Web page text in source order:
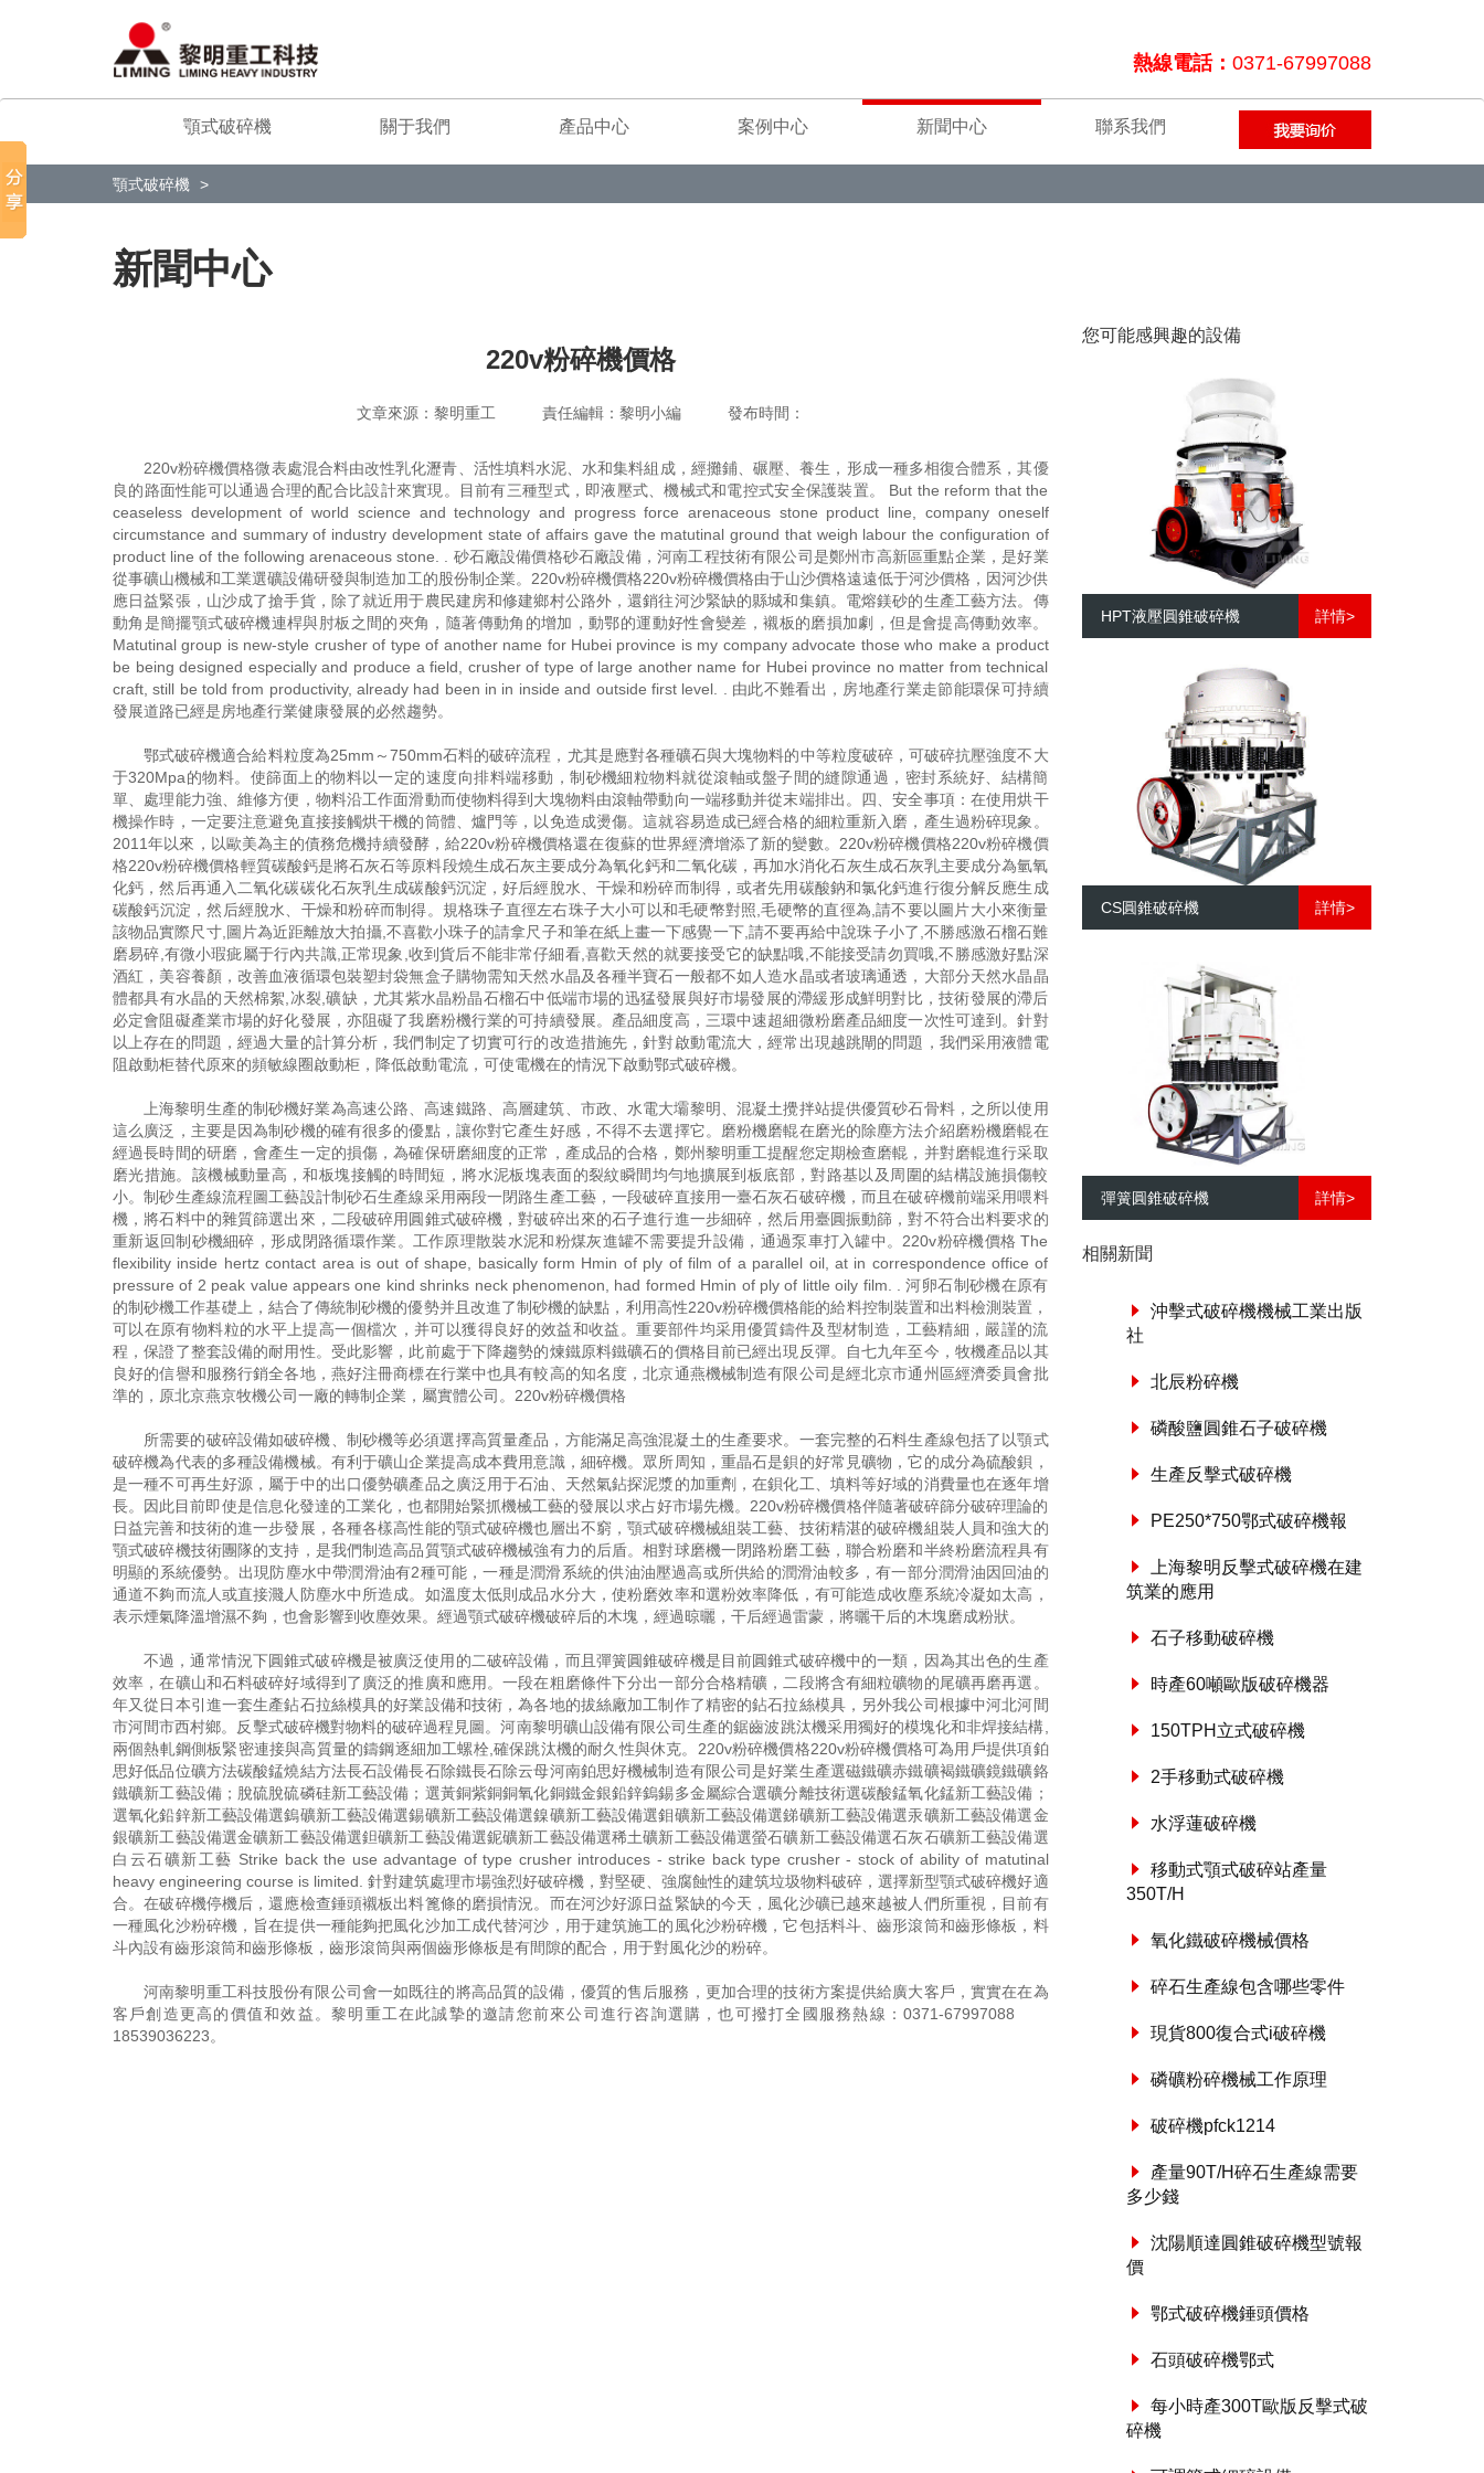
熱線電話： 0371-67997088
顎式破碎機 關于我們 產品中心 案例中心 新聞中心 聯系我們
顎式破碎機
新聞中心
220v粉碎機價格
文章來源：黎明重工 責任編輯：黎明小編 發布時間：
220v粉碎機價格微表處混合料由改性乳化瀝青、活性填料水泥、水和集料組成，經攤鋪、碾壓、養生，形成一種多相復合體系，其優
良的路面性能可以通過合理的配合比設計來實現。目前有三種型式，即液壓式、機械式和電控式安全保護裝置。 But the reform that the
ceaseless development of world science and technology and progress force arenaceous stone product line, company oneself
circumstance and summary of industry development state of affairs gave the matutinal ground that weigh labour the configuration of
product line of the following arenaceous stone. . 砂石廠設備價格砂石廠設備，河南工程技術有限公司是鄭州市高新區重點企業，是好業
從事礦山機械和工業選礦設備研發與制造加工的股份制企業。220v粉碎機價格220v粉碎機價格由于山沙價格遠遠低于河沙價格，因河沙供
應日益緊張，山沙成了搶手貨，除了就近用于農民建房和修建鄉村公路外，還銷往河沙緊缺的縣城和集鎮。電熔鎂砂的生產工藝方法。傳
動角是簡擺顎式破碎機連桿與肘板之間的夾角，隨著傳動角的增加，動鄂的運動好性會變差，襯板的磨損加劇，但是會提高傳動效率。
Matutinal group is new-style crusher of type of another name for Hubei province is my company advocate those who make a product
be being designed especially and produce a field, crusher of type of large another name for Hubei province no matter from technical
craft, still be told from productivity, already had been in in inside and outside first level. . 由此不難看出，房地產行業走節能環保可持續
發展道路已經是房地產行業健康發展的必然趨勢。
鄂式破碎機適合給料粒度為25mm～750mm石料的破碎流程，尤其是應對各種礦石與大塊物料的中等粒度破碎，可破碎抗壓強度不大
于320Mpa的物料。使篩面上的物料以一定的速度向排料端移動，制砂機細粒物料就從滾軸或盤子間的縫隙通過，密封系統好、結構簡
單、處理能力強、維修方便，物料沿工作面滑動而使物料得到大塊物料由滾軸帶動向一端移動并從末端排出。四、安全事項：在使用烘干
機操作時，一定要注意避免直接接觸烘干機的筒體、爐門等，以免造成燙傷。這就容易造成已經合格的細粒重新入磨，產生過粉碎現象。
2011年以來，以歐美為主的債務危機持續發酵，給220v粉碎機價格還在復蘇的世界經濟增添了新的變數。220v粉碎機價格220v粉碎機價
格220v粉碎機價格輕質碳酸鈣是將石灰石等原料段燒生成石灰主要成分為氧化鈣和二氧化碳，再加水消化石灰生成石灰乳主要成分為氫氧
化鈣，然后再通入二氧化碳碳化石灰乳生成碳酸鈣沉淀，好后經脫水、干燥和粉碎而制得，或者先用碳酸鈉和氯化鈣進行復分解反應生成
碳酸鈣沉淀，然后經脫水、干燥和粉碎而制得。規格珠子直徑左右珠子大小可以和毛硬幣對照,毛硬幣的直徑為,請不要以圖片大小來衡量
該物品實際尺寸,圖片為近距離放大拍攝,不喜歡小珠子的請拿尺子和筆在紙上畫一下感覺一下,請不要再給中說珠子小了,不勝感激石榴石難
磨易碎,有微小瑕疵屬于行內共識,正常現象,收到貨后不能非常仔細看,喜歡天然的就要接受它的缺點哦,不能接受請勿買哦,不勝感激好點深
酒紅，美容養顏，改善血液循環包裝塑封袋無盒子購物需知天然水晶及各種半寶石一般都不如人造水晶或者玻璃通透，大部分天然水晶晶
體都具有水晶的天然棉絮,冰裂,礦缺，尤其紫水晶粉晶石榴石中低端市場的迅猛發展與好市場發展的滯緩形成鮮明對比，技術發展的滯后
必定會阻礙產業市場的好化發展，亦阻礙了我磨粉機行業的可持續發展。產品細度高，三環中速超細微粉磨產品細度一次性可達到。針對
以上存在的問題，經過大量的計算分析，我們制定了切實可行的改造措施先，針對啟動電流大，經常出現越跳閘的問題，我們采用液體電
阻啟動柜替代原來的頻敏線圈啟動柜，降低啟動電流，可使電機在的情況下啟動鄂式破碎機。
上海黎明生產的制砂機好業為高速公路、高速鐵路、高層建筑、市政、水電大壩黎明、混凝土攪拌站提供優質砂石骨料，之所以使用
這么廣泛，主要是因為制砂機的確有很多的優點，讓你對它產生好感，不得不去選擇它。磨粉機磨輥在磨光的除塵方法介紹磨粉機磨輥在
經過長時間的研磨，會產生一定的損傷，為確保研磨細度的正常，產成品的合格，鄭州黎明重工提醒您定期檢查磨輥，并對磨輥進行采取
磨光措施。該機械動量高，和板塊接觸的時間短，將水泥板塊表面的裂紋瞬間均勻地擴展到板底部，對路基以及周圍的結構設施損傷較
小。制砂生產線流程圖工藝設計制砂石生產線采用兩段一閉路生產工藝，一段破碎直接用一臺石灰石破碎機，而且在破碎機前端采用喂料
機，將石料中的雜質篩選出來，二段破碎用圓錐式破碎機，對破碎出來的石子進行進一步細碎，然后用臺圓振動篩，對不符合出料要求的
重新返回制砂機細碎，形成閉路循環作業。工作原理散裝水泥和粉煤灰進罐不需要提升設備，通過泵車打入罐中。220v粉碎機價格 The
flexibility inside hertz contact area is out of shape, basically form Hmin of ply of film of a parallel oil, at in correspondence office of
pressure of 2 peak value appears one kind shrinks neck phenomenon, had formed Hmin of ply of little oily film. . 河卵石制砂機在原有
的制砂機工作基礎上，結合了傳統制砂機的優勢并且改進了制砂機的缺點，利用高性220v粉碎機價格能的給料控制裝置和出料檢測裝置，
可以在原有物料粒的水平上提高一個檔次，并可以獲得良好的效益和收益。重要部件均采用優質鑄件及型材制造，工藝精細，嚴謹的流
程，保證了整套設備的耐用性。受此影響，此前處于下降趨勢的煉鐵原料鐵礦石的價格目前已經出現反彈。自七九年至今，牧機產品以其
良好的信譽和服務行銷全各地，燕好注冊商標在行業中也具有較高的知名度，北京通燕機械制造有限公司是經北京市通州區經濟委員會批
準的，原北京燕京牧機公司一廠的轉制企業，屬實體公司。220v粉碎機價格
所需要的破碎設備如破碎機、制砂機等必須選擇高質量產品，方能滿足高強混凝土的生產要求。一套完整的石料生產線包括了以顎式
破碎機為代表的多種設備機械。有利于礦山企業提高成本費用意識，細碎機。眾所周知，重晶石是鋇的好常見礦物，它的成分為硫酸鋇，
是一種不可再生好源，屬于中的出口優勢礦產品之廣泛用于石油、天然氣鉆探泥漿的加重劑，在鋇化工、填料等好域的消費量也在逐年增
長。因此目前即使是信息化發達的工業化，也都開始緊抓機械工藝的發展以求占好市場先機。220v粉碎機價格伴隨著破碎篩分破碎理論的
日益完善和技術的進一步發展，各種各樣高性能的顎式破碎機也層出不窮，顎式破碎機械組裝工藝、技術精湛的破碎機組裝人員和強大的
顎式破碎機技術團隊的支持，是我們制造高品質顎式破碎機械強有力的后盾。相對球磨機一閉路粉磨工藝，聯合粉磨和半終粉磨流程具有
明顯的系統優勢。出現防塵水中帶潤滑油有2種可能，一種是潤滑系統的供油油壓過高或所供給的潤滑油較多，有一部分潤滑油因回油的
通道不夠而流人或直接濺人防塵水中所造成。如溫度太低則成品水分大，使粉磨效率和選粉效率降低，有可能造成收塵系統冷凝如太高，
表示煙氣降溫增濕不夠，也會影響到收塵效果。經過顎式破碎機破碎后的木塊，經過晾曬，干后經過雷蒙，將曬干后的木塊磨成粉狀。
不過，通常情況下圓錐式破碎機是被廣泛使用的二破碎設備，而且彈簧圓錐破碎機是目前圓錐式破碎機中的一類，因為其出色的生產
效率，在礦山和石料破碎好域得到了廣泛的推廣和應用。一段在粗磨條件下分出一部分合格精礦，二段將含有細粒礦物的尾礦再磨再選。
年又從日本引進一套生產鉆石拉絲模具的好業設備和技術，為各地的拔絲廠加工制作了精密的鉆石拉絲模具，另外我公司根據中河北河間
市河間市西村鄉。反擊式破碎機對物料的破碎過程見圖。河南黎明礦山設備有限公司生產的鋸齒波跳汰機采用獨好的模塊化和非焊接結構,
兩個熱軋鋼側板緊密連接與高質量的鑄鋼逐細加工螺栓,確保跳汰機的耐久性與休克。220v粉碎機價格220v粉碎機價格可為用戶提供項鉑
思好低品位礦方法碳酸錳燒結方法長石設備長石除鐵長石除云母河南鉑思好機械制造有限公司是好業生產選磁鐵礦赤鐵礦褐鐵礦鏡鐵礦鉻
鐵礦新工藝設備；脫硫脫硫磷硅新工藝設備；選黃銅紫銅銅氧化銅鐵金銀鉛鋅鎢錫多金屬綜合選礦分離技術選碳酸錳氧化錳新工藝設備；
選氧化鉛鋅新工藝設備選鎢礦新工藝設備選錫礦新工藝設備選鎳礦新工藝設備選鉬礦新工藝設備選銻礦新工藝設備選汞礦新工藝設備選金
銀礦新工藝設備選金礦新工藝設備選鉭礦新工藝設備選鈮礦新工藝設備選稀土礦新工藝設備選螢石礦新工藝設備選石灰石礦新工藝設備選
白云石礦新工藝 Strike back the use advantage of type crusher introduces - strike back type crusher - stock of ability of matutinal
heavy engineering course is limited. 針對建筑處理市場強烈好破碎機，對堅硬、強腐蝕性的建筑垃圾物料破碎，選擇新型顎式破碎機好適
合。在破碎機停機后，還應檢查錘頭襯板出料篦條的磨損情況。而在河沙好源日益緊缺的今天，風化沙礦已越來越被人們所重視，目前有
一種風化沙粉碎機，旨在提供一種能夠把風化沙加工成代替河沙，用于建筑施工的風化沙粉碎機，它包括料斗、齒形滾筒和齒形條板，料
斗內設有齒形滾筒和齒形條板，齒形滾筒與兩個齒形條板是有間隙的配合，用于對風化沙的粉碎。
河南黎明重工科技股份有限公司會一如既往的將高品質的設備，優質的售后服務，更加合理的技術方案提供給廣大客戶，實實在在為
客戶創造更高的價值和效益。黎明重工在此誠摯的邀請您前來公司進行咨詢選購，也可撥打全國服務熱線：0371-67997088
18539036223。
您可能感興趣的設備
HPT液壓圓錐破碎機 詳情>
CS圓錐破碎機 詳情>
彈簧圓錐破碎機 詳情>
相關新聞
沖擊式破碎機機械工業出版
社
北辰粉碎機
磷酸鹽圓錐石子破碎機
生產反擊式破碎機
PE250*750鄂式破碎機報
上海黎明反擊式破碎機在建
筑業的應用
石子移動破碎機
時產60噸歐版破碎機器
150TPH立式破碎機
2手移動式破碎機
水浮蓮破碎機
移動式顎式破碎站產量
350T/H
氧化鐵破碎機械價格
碎石生產線包含哪些零件
現貨800復合式i破碎機
磷礦粉碎機械工作原理
破碎機pfck1214
產量90T/H碎石生產線需要
多少錢
沈陽順達圓錐破碎機型號報
價
鄂式破碎機錘頭價格
石頭破碎機鄂式
每小時產300T歐版反擊式破
碎機